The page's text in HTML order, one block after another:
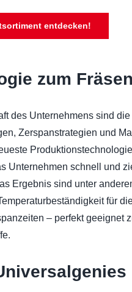
entdecken!
zum Fräsen
des Unternehmens sind
Zer­span­strategien und
Unternehmen schnell und
Ergebnis sind unter
für
– perfekt geeignet